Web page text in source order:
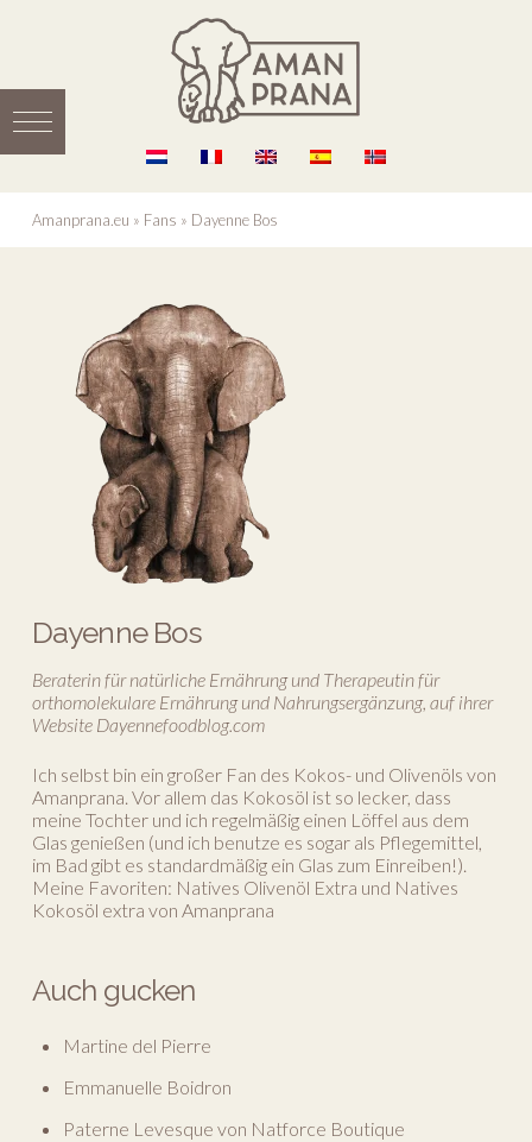
Amanprana.eu » Fans » Dayenne Bos
Dayenne Bos
Beraterin für natürliche Ernährung und Therapeutin für
orthomolekulare Ernährung und Nahrungsergänzung, auf ihrer
Website Dayennefoodblog.com
Ich selbst bin ein großer Fan des Kokos- und Olivenöls von
Amanprana. Vor allem das Kokosöl ist so lecker, dass
meine Tochter und ich regelmäßig einen Löffel aus dem
Glas genießen (und ich benutze es sogar als Pflegemittel,
im Bad gibt es standardmäßig ein Glas zum Einreiben!).
Meine Favoriten: Natives Olivenöl Extra und Natives
Kokosöl extra von Amanprana
Auch gucken
Martine del Pierre
Emmanuelle Boidron
Paterne Levesque von Natforce Boutique